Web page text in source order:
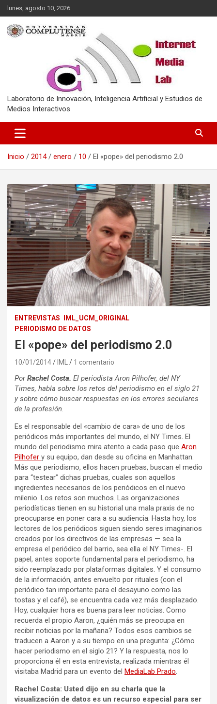
Saltar
al
contenido
lunes, agosto 10, 2026
Laboratorio de Innovación, Inteligencia Artificial y Estudios de
Medios Interactivos
Inicio 2014 enero 10 El «pope» del periodismo 2.0
ENTREVISTAS
IML_UCM_ORIGINAL
PERIODISMO DE DATOS
El «pope» del periodismo 2.0
10/01/2014 IML 1 comentario
PorRachel Costa. El periodista Aron Pilhofer, del NY
Times, habla sobre los retos del periodismo en el siglo 21
y sobre cómo buscar respuestas en los errores seculares
de la profesión.
Es el responsable del «cambio de cara» de uno de los
periódicos más importantes del mundo, el NY Times. El
mundo del periodismo mira atento a cada paso que Aron
Pilhofer y su equipo, dan desde su oficina en Manhattan.
Más que periodismo, ellos hacen pruebas, buscan el medio
para “testear” dichas pruebas, cuales son aquellos
ingredientes necesarios de los periódicos en el nuevo
milenio. Los retos son muchos. Las organizaciones
periodísticas tienen en su historial una mala praxis de no
preocuparse en poner cara a su audiencia. Hasta hoy, los
lectores de los periódicos siguen siendo seres imaginarios
creados por los directivos de las empresas — sea la
empresa el periódico del barrio, sea ella el NY Times-. El
papel, antes soporte fundamental para el periodismo, ha
sido reemplazado por plataformas digitales. Y el consumo
de la información, antes envuelto por rituales (con el
periódico tan importante para el desayuno como las
tostas y el café), se encuentra cada vez más desplazado.
Hoy, cualquier hora es buena para leer noticias. Como
recuerda el propio Aaron, ¿quién más se preocupa en
recibir noticias por la mañana? Todos esos cambios se
traducen a Aaron y a su tiempo en una pregunta: ¿Cómo
hacer periodismo en el siglo 21? Y la respuesta, nos lo
proporciona él en esta entrevista, realizada mientras él
visitaba Madrid para un evento del MediaLab Prado.
Rachel Costa: Usted dijo en su charla que la
visualización de datos es un recurso especial para ser